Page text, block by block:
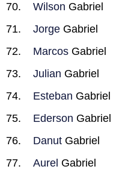
Wilson Gabriel
Jorge Gabriel
Marcos Gabriel
Julian Gabriel
Esteban Gabriel
Ederson Gabriel
Danut Gabriel
Aurel Gabriel